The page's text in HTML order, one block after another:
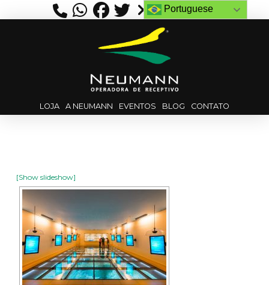
LOJA A NEUMANN EVENTOS BLOG CONTATO
[Show slideshow]
Portuguese